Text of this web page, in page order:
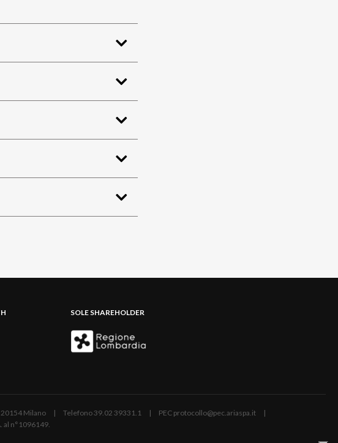
SOLE SHAREHOLDER
1 20154 Milano | Telefono 39.02 39331.1 | PEC protocollo@pec.ariaspa.it |
n°1096149.